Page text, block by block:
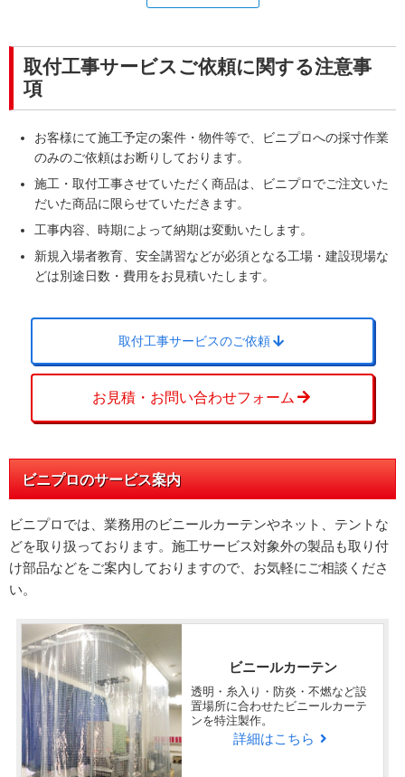
取付工事サービスご依頼に関する注意事
項
お客様にて施工予定の案件・物件等で、ビニプロへの採寸作業
のみのご依頼はお断りしております。
施工・取付工事させていただく商品は、ビニプロでご注文いた
だいた商品に限らせていただきます。
工事内容、時期によって納期は変動いたします。
新規入場者教育、安全講習などが必須となる工場・建設現場な
どは別途日数・費用をお見積いたします。
取付工事サービスのご依頼
お見積・お問い合わせフォーム
ビニプロのサービス案内
ビニプロでは、業務用のビニールカーテンやネット、テントな
どを取り扱っております。施工サービス対象外の製品も取り付
け部品などをご案内しておりますので、お気軽にご相談くださ
い。
ビニールカーテン
透明・糸入り・防炎・不燃など設
置場所に合わせたビニールカーテ
ンを特注製作。
詳細はこちら